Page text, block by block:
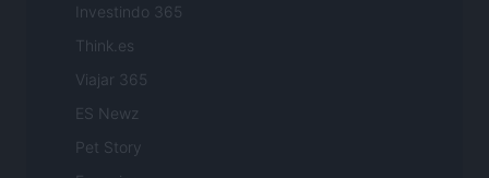
Investindo 365
Think.es
Viajar 365
ES Newz
Pet Story